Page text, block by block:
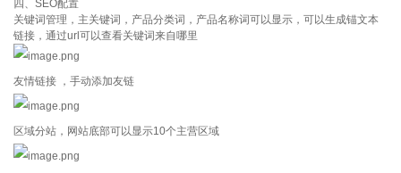
四、SEO配置
关键词管理，主关键词，产品分类词，产品名称词可以显示，可以生成锚文本
链接，通过url可以查看关键词来自哪里
友情链接 ，手动添加友链
区域分站，网站底部可以显示10个主营区域